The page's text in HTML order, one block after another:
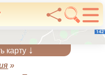
карту ↓
»